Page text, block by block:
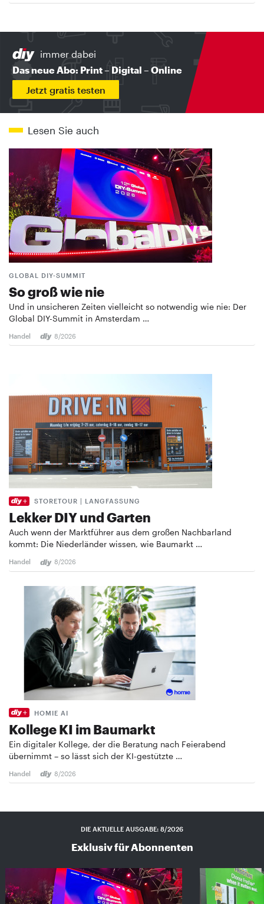
immer dabei
Das neue Abo: Print – Digital – Online
Jetzt gratis testen
Lesen Sie auch
GLOBAL DIY-SUMMIT
So groß wie nie
Und in unsicheren Zeiten vielleicht so notwendig wie nie: Der
Global DIY-Summit in Amsterdam …
Handel 8/2026
STORETOUR | LANGFASSUNG
Lekker DIY und Garten
Auch wenn der Marktführer aus dem großen Nachbarland
kommt: Die Niederländer wissen, wie Baumarkt …
Handel 8/2026
HOMIE AI
Kollege KI im Baumarkt
Ein digitaler Kollege, der die Beratung nach Feierabend
übernimmt – so lässt sich der KI-gestützte …
Handel 8/2026
DIE AKTUELLE AUSGABE: 8/2026
Exklusiv für Abonnenten